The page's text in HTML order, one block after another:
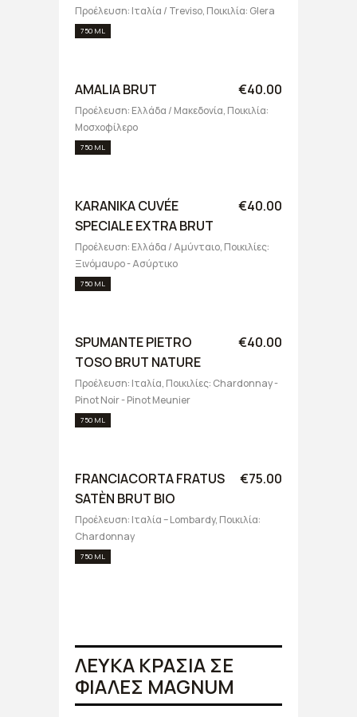
Προέλευση: Ιταλία / Treviso, Ποικιλία: Glera
750 ML
AMALIA BRUT €40.00
Προέλευση: Ελλάδα / Μακεδονία, Ποικιλία:
Μοσχοφίλερο
750 ML
KARANIKA CUVÉE
SPECIALE EXTRA BRUT
€40.00
Προέλευση: Ελλάδα / Αμύνταιο, Ποικιλίες:
Ξινόμαυρο - Ασύρτικο
750 ML
SPUMANTE PIETRO
TOSO BRUT NATURE
€40.00
Προέλευση: Ιταλία, Ποικιλίες: Chardonnay -
Pinot Noir - Pinot Meunier
750 ML
FRANCIACORTA FRATUS
SATÈN BRUT BIO
€75.00
Προέλευση: Ιταλία – Lombardy, Ποικιλία:
Chardonnay
750 ML
ΛΕΥΚΑ ΚΡΑΣΙΑ ΣΕ
ΦΙΑΛΕΣ MAGNUM